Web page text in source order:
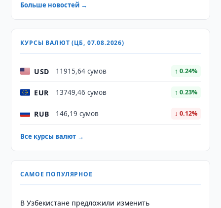
Больше новостей →
КУРСЫ ВАЛЮТ (ЦБ, 07.08.2026)
USD 11915,64 сумов ↑ 0.24%
EUR 13749,46 сумов ↑ 0.23%
RUB 146,19 сумов ↓ 0.12%
Все курсы валют →
САМОЕ ПОПУЛЯРНОЕ
В Узбекистане предложили изменить